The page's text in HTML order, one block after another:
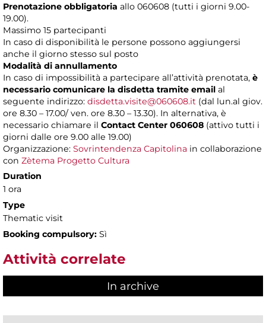
Prenotazione obbligatoria allo 060608 (tutti i giorni 9.00-
19.00).
Massimo 15 partecipanti
In caso di disponibilità le persone possono aggiungersi
anche il giorno stesso sul posto
Modalità di annullamento
In caso di impossibilità a partecipare all’attività prenotata, è
necessario comunicare la disdetta tramite email al
seguente indirizzo: disdetta.visite@060608.it (dal lun.al giov.
ore 8.30 – 17.00/ ven. ore 8.30 – 13.30). In alternativa, è
necessario chiamare il Contact Center 060608 (attivo tutti i
giorni dalle ore 9.00 alle 19.00)
Organizzazione: Sovrintendenza Capitolina in collaborazione
con Zètema Progetto Cultura
Duration
1 ora
Type
Thematic visit
Booking compulsory: Sì
Attività correlate
In archive